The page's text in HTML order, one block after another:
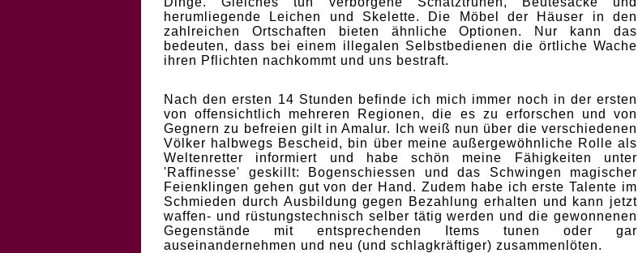
herumliegende Leichen und Skelette. Die Möbel der Häuser in den
zahlreichen Ortschaften bieten ähnliche Optionen. Nur kann das
bedeuten, dass bei einem illegalen Selbstbedienen die örtliche Wache
ihren Pflichten nachkommt und uns bestraft.
Nach den ersten 14 Stunden befinde ich mich immer noch in der ersten
von offensichtlich mehreren Regionen, die es zu erforschen und von
Gegnern zu befreien gilt in Amalur. Ich weiß nun über die verschiedenen
Völker halbwegs Bescheid, bin über meine außergewöhnliche Rolle als
Weltenretter informiert und habe schön meine Fähigkeiten unter
'Raffinesse' geskillt: Bogenschiessen und das Schwingen magischer
Feienklingen gehen gut von der Hand. Zudem habe ich erste Talente im
Schmieden durch Ausbildung gegen Bezahlung erhalten und kann jetzt
waffen- und rüstungstechnisch selber tätig werden und die gewonnenen
Gegenstände mit entsprechenden Items tunen oder gar
auseinandernehmen und neu (und schlagkräftiger) zusammenlöten.